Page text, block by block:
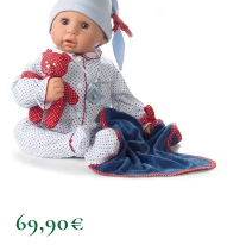
69,90€